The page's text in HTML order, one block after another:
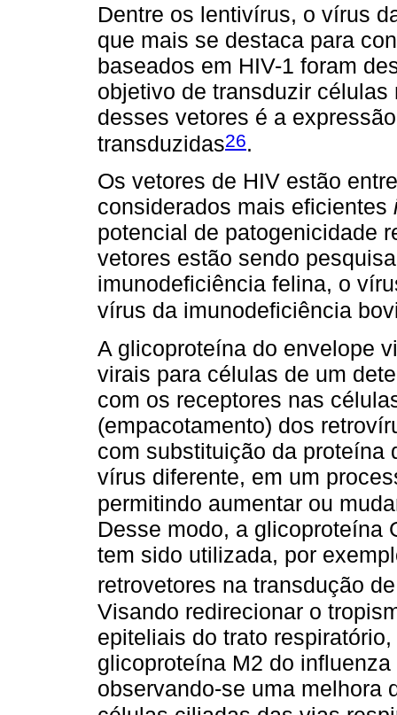
Dentre os lentivírus, o vírus
que mais se destaca para
baseados em HIV-1 foram
objetivo de transduzir
desses vetores é a
transduzidas26.
Os vetores de HIV estão
considerados mais eficientes
potencial de patogenicidade
vetores estão sendo
imunodeficiência felina, o
vírus da imunodeficiência
A glicoproteína do envelope
virais para células de um
com os receptores nas
(empacotamento) dos
com substituição da proteína
vírus diferente, em um
permitindo aumentar ou
Desse modo, a glicoproteína
tem sido utilizada, por
retrovetores na transdução
Visando redirecionar o
epiteliais do trato
glicoproteína M2 do
observando-se uma melhora